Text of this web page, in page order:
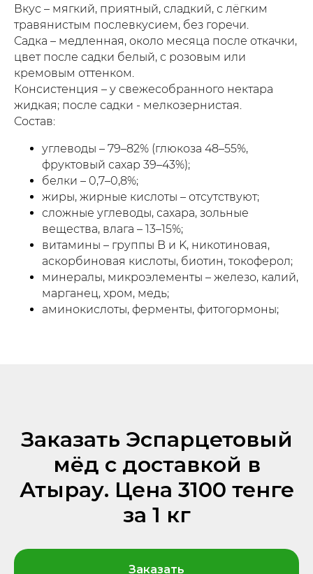
Вкус – мягкий, приятный, сладкий, с лёгким
травянистым послевкусием, без горечи.
Садка – медленная, около месяца после откачки,
цвет после садки белый, с розовым или
кремовым оттенком.
Консистенция – у свежесобранного нектара
жидкая; после садки - мелкозернистая.
Состав:
углеводы – 79–82% (глюкоза 48–55%,
фруктовый сахар 39–43%);
белки – 0,7–0,8%;
жиры, жирные кислоты – отсутствуют;
сложные углеводы, сахара, зольные
вещества, влага – 13–15%;
витамины – группы B и K, никотиновая,
аскорбиновая кислоты, биотин, токоферол;
минералы, микроэлементы – железо, калий,
марганец, хром, медь;
аминокислоты, ферменты, фитогормоны;
Заказать Эспарцетовый
мёд с доставкой в
Атырау. Цена 3100 тенге
за 1 кг
Заказать